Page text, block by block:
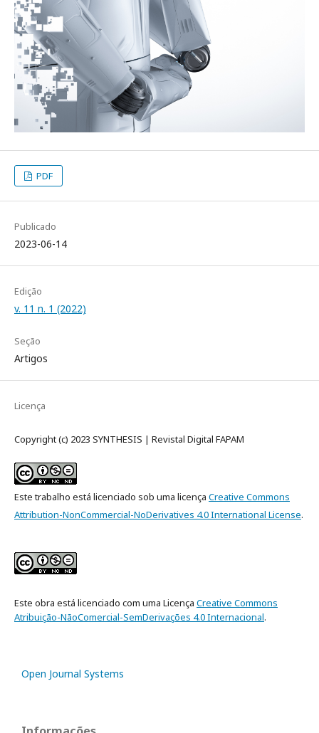
PDF
Publicado
2023-06-14
Edição
v. 11 n. 1 (2022)
Seção
Artigos
Licença
Copyright (c) 2023 SYNTHESIS | Revistal Digital FAPAM
Este trabalho está licenciado sob uma licença Creative Commons
Attribution-NonCommercial-NoDerivatives 4.0 International License.
Este obra está licenciado com uma Licença Creative Commons
Atribuição-NãoComercial-SemDerivações 4.0 Internacional.
Open Journal Systems